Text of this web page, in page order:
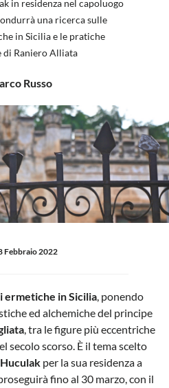
in residenza nel capoluogo
una ricerca sulle
in Sicilia e le pratiche
di Raniero Alliata
Russo
Febbraio 2022
in Sicilia, ponendo
ed alchemiche del principe
, tra le figure più eccentriche
secolo scorso. È il tema scelto
per la sua residenza a
fino al 30 marzo, con il